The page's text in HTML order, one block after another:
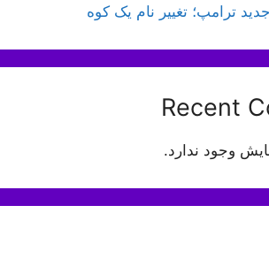
تغییر نام یک کوه
Recent
وجود ندارد.